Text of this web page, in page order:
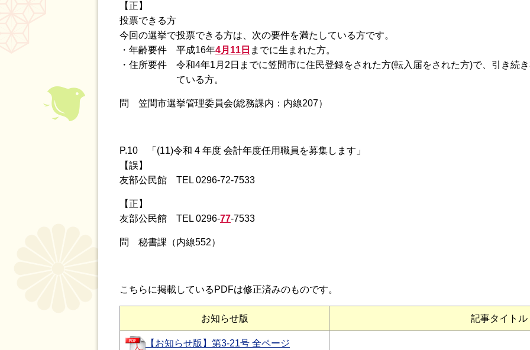
【正】
投票できる方
今回の選挙で投票できる方は、次の要件を満たしている方です。
・年齢要件 平成16年4月11日 までに生まれた方。
・住所要件 令和4年1月2日までに笠間市に住民登録をされた方(転入届をされた方)で、引き続
ている方。
問 笠間市選挙管理委員会(総務課内：内線207）
P.10 「(11)令和 4 年度 会計年度任用職員を募集します」
【誤】
友部公民館 TEL 0296-72-7533
【正】
友部公民館 TEL 0296-77-7533
問 秘書課（内線552）
こちらに掲載しているPDFは修正済みのものです。
お知らせ版 記事タイトル
【お知らせ版】第3-21号 全ページ